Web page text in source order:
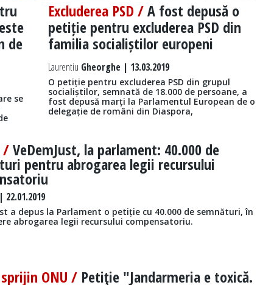
de
se
Excluderea PSD /A fost depusă o
petiție pentru excluderea PSD din
familia socialiștilor europeni
Laurentiu Gheorghe | 13.03.2019
O petiție pentru excluderea PSD din grupul
socialiștilor, semnată de 18.000 de persoane, a
fost depusă marți la Parlamentul European de o
delegație de români din Diaspora,
/VeDemJust, la parlament: 40.000 de
pentru abrogarea legii recursului
| 22.01.2019
a depus la Parlament o petiție cu 40.000 de semnături, în
abrogarea legii recursului compensatoriu.
sprijin ONU / Petiţie "Jandarmeria e toxică.